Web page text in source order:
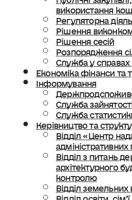
використання
Регуляторна
Рішення
Рішення сесій
Розпорядження
Служба у справах
Економіка фінанси та
Інформування
Служба
Служба
Керівництво та
Відділ «Центр
Відділ з питань
архітектурного
контролю
Відділ земельних
Відділ освіти,